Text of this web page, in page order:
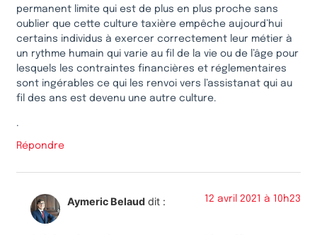
permanent limite qui est de plus en plus proche sans
oublier que cette culture taxière empêche aujourd’hui
certains individus à exercer correctement leur métier à
un rythme humain qui varie au fil de la vie ou de l’âge pour
lesquels les contraintes financières et réglementaires
sont ingérables ce qui les renvoi vers l’assistanat qui au
fil des ans est devenu une autre culture.
.
Répondre
Aymeric Belaud dit : 12 avril 2021 à 10h23